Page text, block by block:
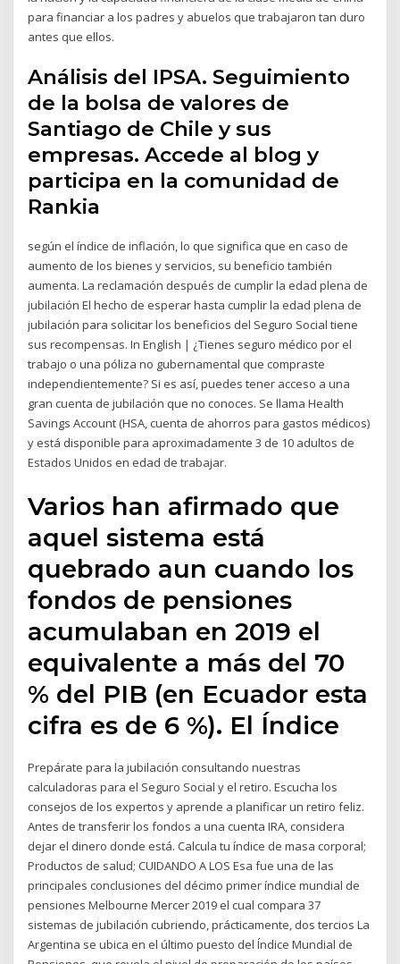
para financiar a los padres y abuelos que trabajaron tan duro
antes que ellos.
Análisis del IPSA. Seguimiento
de la bolsa de valores de
Santiago de Chile y sus
empresas. Accede al blog y
participa en la comunidad de
Rankia
según el índice de inflación, lo que significa que en caso de
aumento de los bienes y servicios, su beneficio también
aumenta. La reclamación después de cumplir la edad plena de
jubilación El hecho de esperar hasta cumplir la edad plena de
jubilación para solicitar los beneficios del Seguro Social tiene
sus recompensas. In English | ¿Tienes seguro médico por el
trabajo o una póliza no gubernamental que compraste
independientemente? Si es así, puedes tener acceso a una
gran cuenta de jubilación que no conoces. Se llama Health
Savings Account (HSA, cuenta de ahorros para gastos médicos)
y está disponible para aproximadamente 3 de 10 adultos de
Estados Unidos en edad de trabajar.
Varios han afirmado que
aquel sistema está
quebrado aun cuando los
fondos de pensiones
acumulaban en 2019 el
equivalente a más del 70
% del PIB (en Ecuador esta
cifra es de 6 %). El Índice
Prepárate para la jubilación consultando nuestras
calculadoras para el Seguro Social y el retiro. Escucha los
consejos de los expertos y aprende a planificar un retiro feliz.
Antes de transferir los fondos a una cuenta IRA, considera
dejar el dinero donde está. Calcula tu índice de masa corporal;
Productos de salud; CUIDANDO A LOS Esa fue una de las
principales conclusiones del décimo primer índice mundial de
pensiones Melbourne Mercer 2019 el cual compara 37
sistemas de jubilación cubriendo, prácticamente, dos tercios La
Argentina se ubica en el último puesto del Índice Mundial de